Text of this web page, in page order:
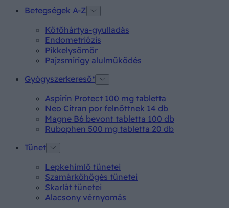
Betegségek A-Z
Kötőhártya-gyulladás
Endometriózis
Pikkelysömör
Pajzsmirigy alulműködés
Gyógyszerkereső*
Aspirin Protect 100 mg tabletta
Neo Citran por felnőttnek 14 db
Magne B6 bevont tabletta 100 db
Rubophen 500 mg tabletta 20 db
Tünet
Lepkehimlő tünetei
Szamárköhögés tünetei
Skarlát tünetei
Alacsony vérnyomás